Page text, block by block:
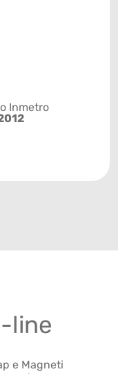
Inmetro
line
e Magneti